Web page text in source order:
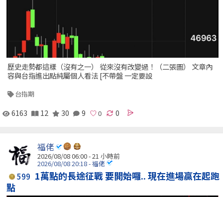
歷史走勢都這樣（沒有之一） 從來沒有改變過！（二張圖） 文章內
容與台指進出點純屬個人看法 [不帶盤 一定要設
台指期
6163 12 30 9 0
福佬
2026/08/08 06:00 -21 小時前
2026/08/08 20:18 - 福佬
599 1萬點的長途征戰 要開始囉.. 現在進場贏在起跑
點